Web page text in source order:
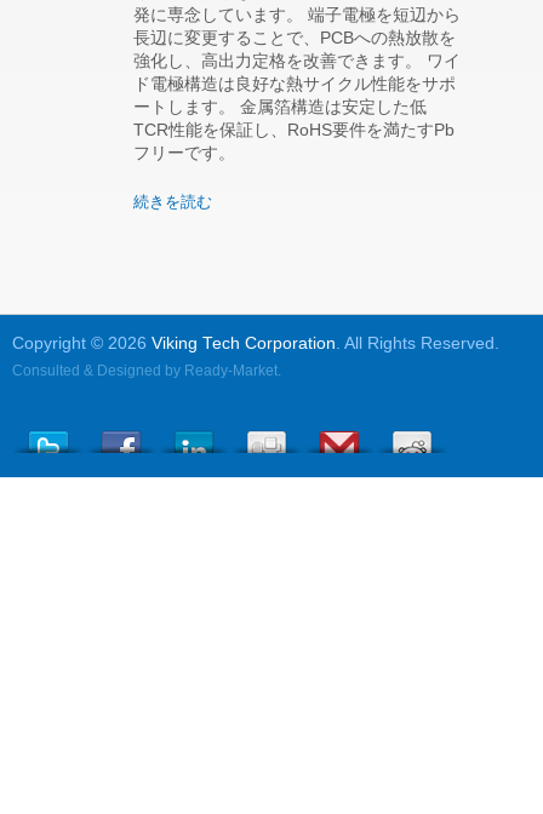
発に専念しています。 端子電極を短辺から
長辺に変更することで、PCBへの熱放散を
強化し、高出力定格を改善できます。 ワイ
ド電極構造は良好な熱サイクル性能をサポ
ートします。 金属箔構造は安定した低
TCR性能を保証し、RoHS要件を満たすPb
フリーです。
続きを読む
Copyright © 2026 Viking Tech Corporation . All Rights Reserved.
Consulted & Designed by Ready-Market.